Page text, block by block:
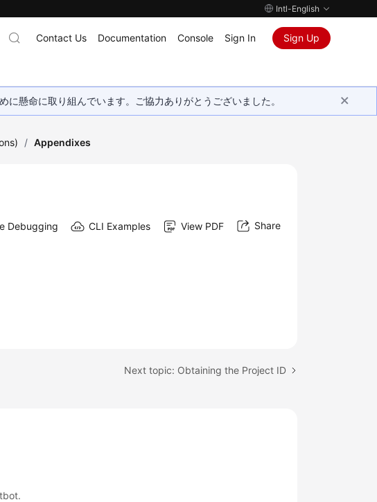
Intl-English
Contact Us Documentation Console Sign In Sign Up
懸命に取り組んでいます。ご協力ありがとうございました。
/ Appendixes
Debugging CLI Examples View PDF Share
Next topic: Obtaining the Project ID